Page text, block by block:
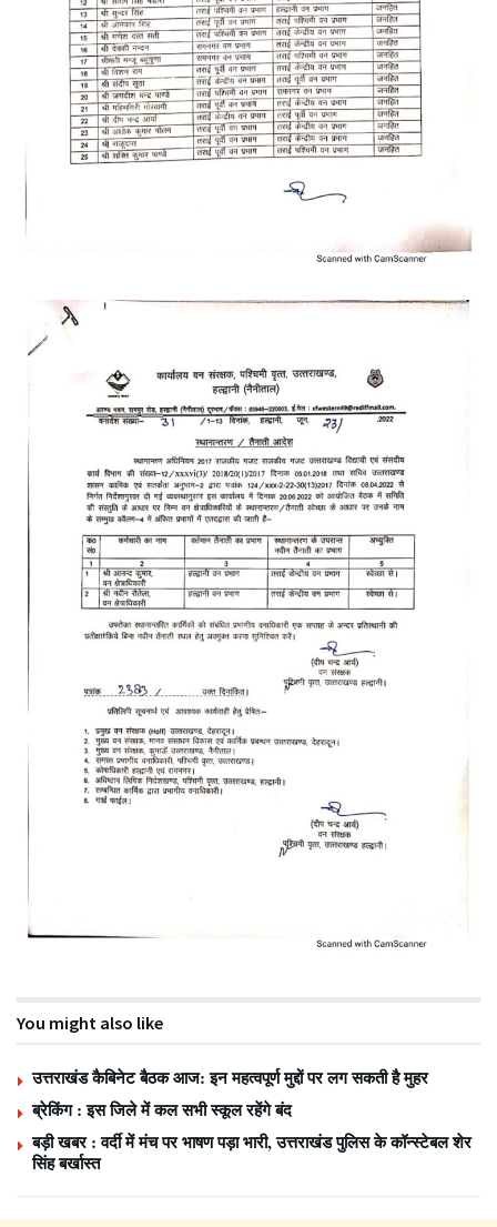
You might also like
उत्तराखंड कैबिनेट बैठक आज: इन महत्वपूर्ण मुद्दों पर लग सकती है मुहर
ब्रेकिंग : इस जिले में कल सभी स्कूल रहेंगे बंद
बड़ी खबर : वर्दी में मंच पर भाषण पड़ा भारी, उत्तराखंड पुलिस के कॉन्स्टेबल शेर
सिंह बर्खास्त